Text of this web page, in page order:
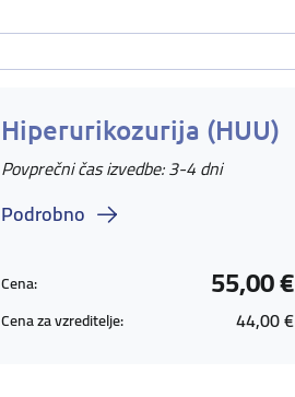
Hiperurikozurija (HUU)
Povprečni čas izvedbe: 3-4 dni
Podrobno
Cena: 55,00 €
Cena za vzreditelje: 44,00 €